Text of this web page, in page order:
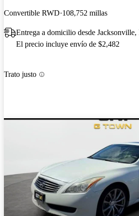
Convertible RWD 108,752 millas
Entrega a domicilio desde Jacksonville,
El precio incluye envío de $2,482
Trato justo